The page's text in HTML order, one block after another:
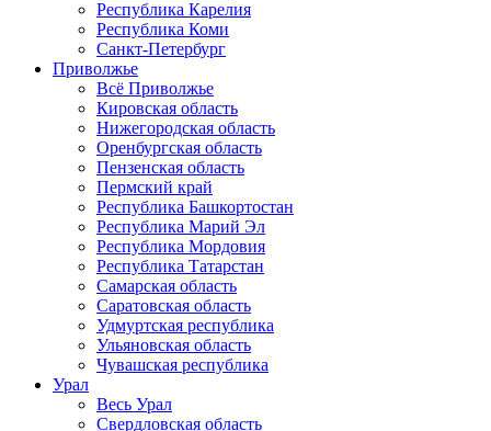
Республика Карелия
Республика Коми
Санкт-Петербург
Приволжье
Всё Приволжье
Кировская область
Нижегородская область
Оренбургская область
Пензенская область
Пермский край
Республика Башкортостан
Республика Марий Эл
Республика Мордовия
Республика Татарстан
Самарская область
Саратовская область
Удмуртская республика
Ульяновская область
Чувашская республика
Урал
Весь Урал
Свердловская область